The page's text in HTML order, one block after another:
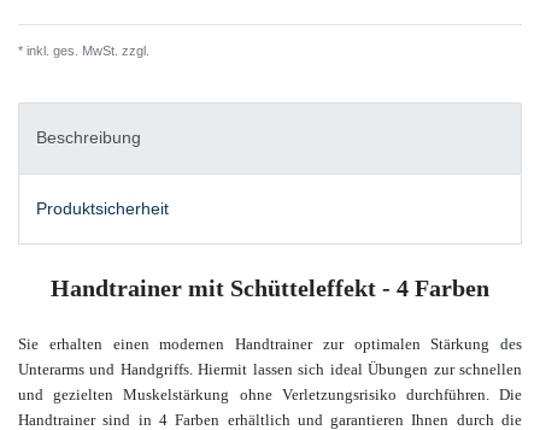
* inkl. ges. MwSt. zzgl.
Beschreibung
Produktsicherheit
Handtrainer mit Schütteleffekt - 4 Farben
Sie erhalten einen modernen Handtrainer zur optimalen Stärkung des
Unterarms und Handgriffs. Hiermit lassen sich ideal Übungen zur schnellen
und gezielten Muskelstärkung ohne Verletzungsrisiko durchführen. Die
Handtrainer sind in 4 Farben erhältlich und garantieren Ihnen durch die